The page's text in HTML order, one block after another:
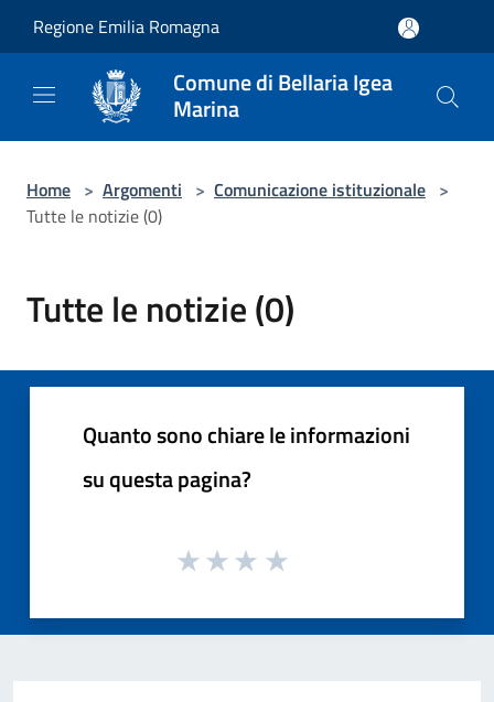
Regione Emilia Romagna
Comune di Bellaria Igea
Marina
Home > Argomenti > Comunicazione istituzionale >
Tutte le notizie (0)
Tutte le notizie (0)
Quanto sono chiare le informazioni
su questa pagina?